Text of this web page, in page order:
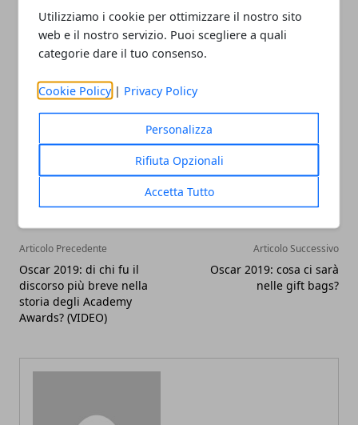
Utilizziamo i cookie per ottimizzare il nostro sito
web e il nostro servizio. Puoi scegliere a quali
categorie dare il tuo consenso.
Cookie Policy | Privacy Policy
Personalizza
Rifiuta Opzionali
Accetta Tutto
partire dal primo marzo. Il videogioco è distribuito
dalla Warner Bros Interactive Entertainment, ed è
stato prodotto da Traveller's Travels
Whatsapp
Articolo Precedente
Oscar 2019: di chi fu il
discorso più breve nella
storia degli Academy
Awards? (VIDEO)
Articolo Successivo
Oscar 2019: cosa ci sarà
nelle gift bags?